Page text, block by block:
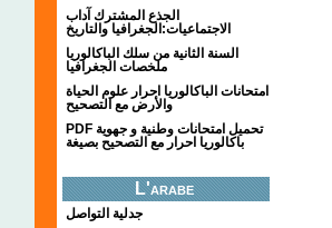
الجذع المشترك آداب
الاجتماعيات:الجغرافيا والتاريخ
السنة الثانية من سلك الباكالوريا
ملخصات الجغرافيا
امتحانات الباكالوريا احرار علوم الحياة
والأرض مع التصحيح
PDF تحميل امتحانات وطنية و جهوية
باكالوريا احرار مع التصحيح بصيغة
L'arabe
جدلية التواصل